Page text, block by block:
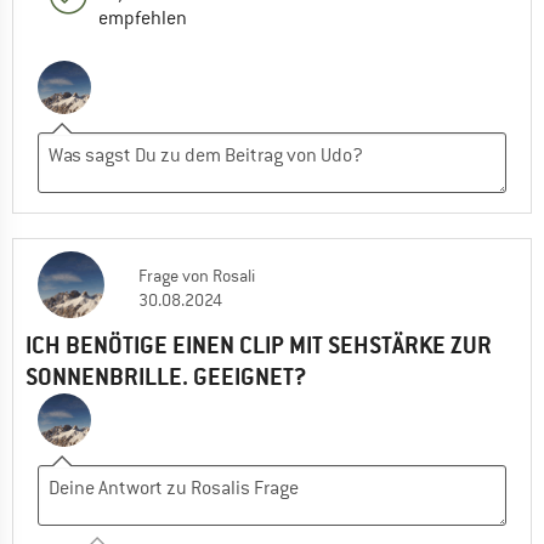
empfehlen
Fragevon Rosali
30.08.2024
ICH BENÖTIGE EINEN CLIP MIT SEHSTÄRKE ZUR
SONNENBRILLE. GEEIGNET?